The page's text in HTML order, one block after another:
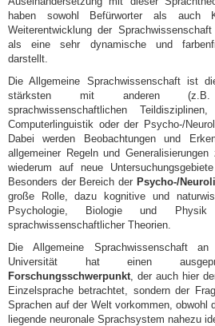
haben sowohl Befürworter als auch
Weiterentwicklung der
als eine sehr dynamische und
darstellt.
Die Allgemeine Sprachwissenschaft ist
stärksten mit anderen (z.B.
sprachwissenschaftlichen
Computerlinguistik oder der Psycho-/
Dabei werden Beobachtungen und
allgemeiner Regeln und
wiederum auf neue
Besonders der Bereich der Psycho-/
große Rolle, dazu kognitive und
Psychologie, Biologie und
sprachwissenschaftlicher Theorien.
Die Allgemeine Sprachwissenschaft
Universität hat einen
Forschungsschwerpunkt , der auch hier
Einzelsprache betrachtet, sondern der
Sprachen auf der Welt vorkommen, obwohl
liegende neuronale Sprachsystem nahezu